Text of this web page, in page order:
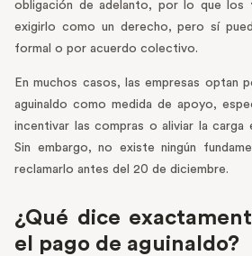
obligación de adelanto, por lo que los
exigirlo como un derecho, pero sí
formal o por acuerdo colectivo.
En muchos casos, las empresas optan
aguinaldo como medida de apoyo,
incentivar las compras o aliviar la carga
Sin embargo, no existe ningún
reclamarlo antes del 20 de diciembre.
¿Qué dice
el pago de aguinaldo?